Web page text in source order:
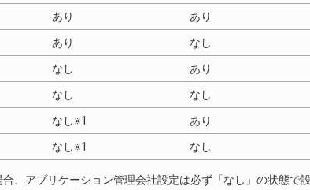
あり あり
あり なし
なし あり
なし なし
なし※1 あり
なし※1 なし
、アプリケーション管理会社設定は必ず「なし」の状態で設